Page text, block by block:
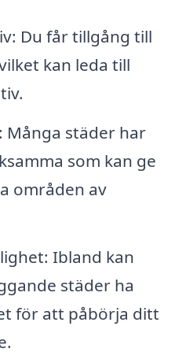
Du får tillgång till
kan leda till
Många städer har
som kan ge
områden av
Ibland kan
städer ha
för att påbörja ditt